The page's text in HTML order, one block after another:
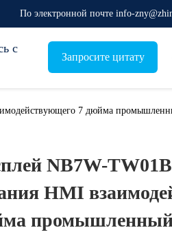
По электронной почте info-
с
Запросите цитату
7 дюйма
NB7W-
HMI